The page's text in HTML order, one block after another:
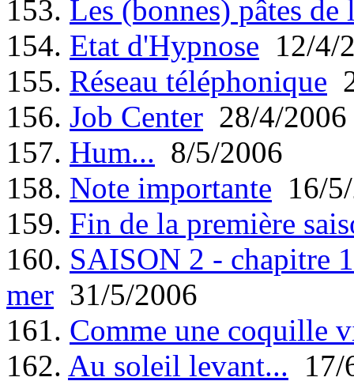
153. Les (bonnes) pâtes de
154. Etat d'Hypnose 12/4/
155. Réseau téléphonique
156. Job Center 28/4/2006
157. Hum... 8/5/2006
158. Note importante 16/
159. Fin de la première
160. SAISON 2 - chapitre
mer 31/5/2006
161. Comme une coquille
162. Au soleil levant... 17/